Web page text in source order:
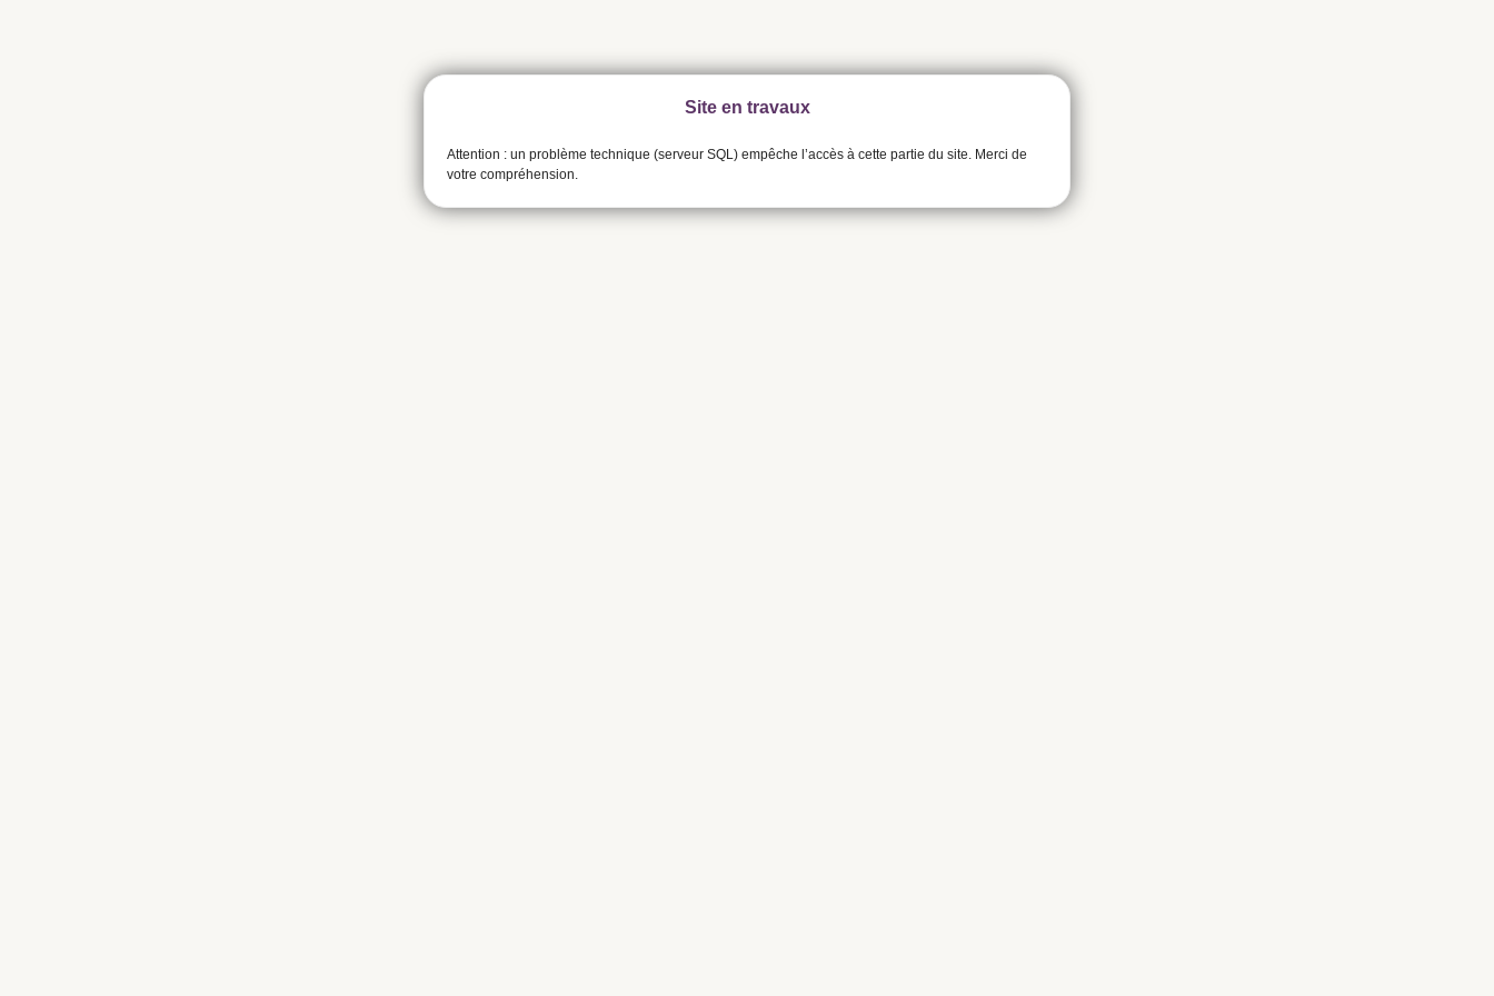
Site en travaux
Attention : un problème technique (serveur SQL) empêche l’accès à cette partie du site. Merci de
votre compréhension.